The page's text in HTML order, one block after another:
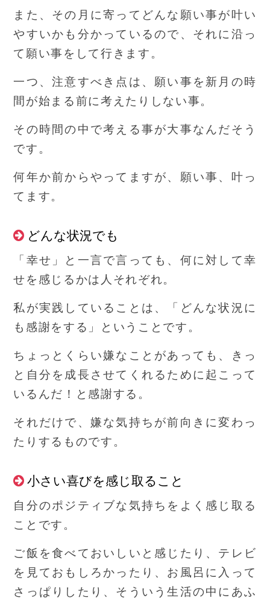
また、その月に寄ってどんな願い事が叶い
やすいかも分かっているので、それに沿っ
て願い事をして行きます。
一つ、注意すべき点は、願い事を新月の時
間が始まる前に考えたりしない事。
その時間の中で考える事が大事なんだそう
です。
何年か前からやってますが、願い事、叶っ
てます。
どんな状況でも
「幸せ」と一言で言っても、何に対して幸
せを感じるかは人それぞれ。
私が実践していることは、「どんな状況に
も感謝をする」ということです。
ちょっとくらい嫌なことがあっても、きっ
と自分を成長させてくれるために起こって
いるんだ！と感謝する。
それだけで、嫌な気持ちが前向きに変わっ
たりするものです。
小さい喜びを感じ取ること
自分のポジティブな気持ちをよく感じ取る
ことです。
ご飯を食べておいしいと感じたり、テレビ
を見ておもしろかったり、お風呂に入って
さっぱりしたり、そういう生活の中にあふ